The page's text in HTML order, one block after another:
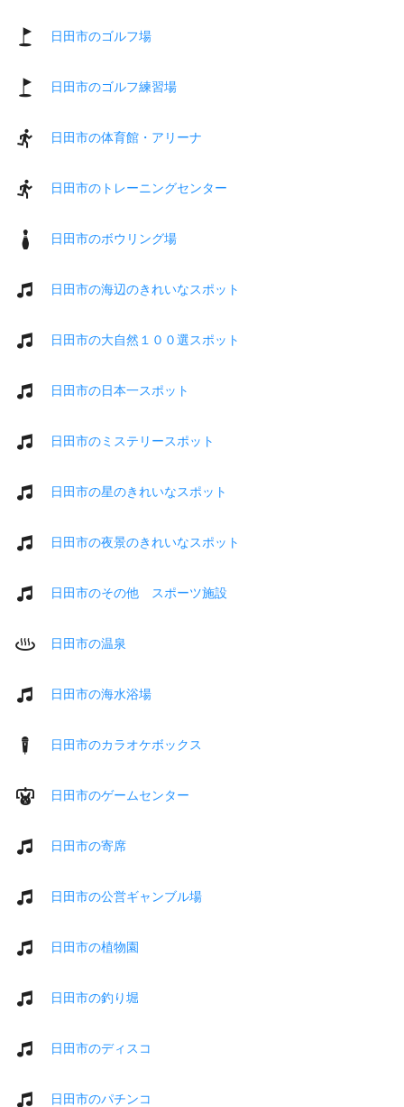
日田市のゴルフ場
日田市のゴルフ練習場
日田市の体育館・アリーナ
日田市のトレーニングセンター
日田市のボウリング場
日田市の海辺のきれいなスポット
日田市の大自然１００選スポット
日田市の日本一スポット
日田市のミステリースポット
日田市の星のきれいなスポット
日田市の夜景のきれいなスポット
日田市のその他 スポーツ施設
日田市の温泉
日田市の海水浴場
日田市のカラオケボックス
日田市のゲームセンター
日田市の寄席
日田市の公営ギャンブル場
日田市の植物園
日田市の釣り堀
日田市のディスコ
日田市のパチンコ